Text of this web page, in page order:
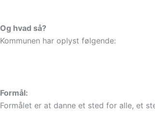
Og hvad så?
Kommunen har oplyst følgende:
Formål:
Formålet er at danne et sted for alle, et